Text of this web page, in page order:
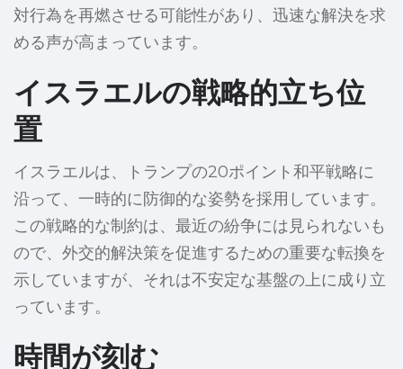
対行為を再燃させる可能性があり、迅速な解決を求
める声が高まっています。
イスラエルの戦略的立ち位
置
イスラエルは、トランプの20ポイント和平戦略に
沿って、一時的に防御的な姿勢を採用しています。
この戦略的な制約は、最近の紛争には見られないも
ので、外交的解決策を促進するための重要な転換を
示していますが、それは不安定な基盤の上に成り立
っています。
時間が刻む